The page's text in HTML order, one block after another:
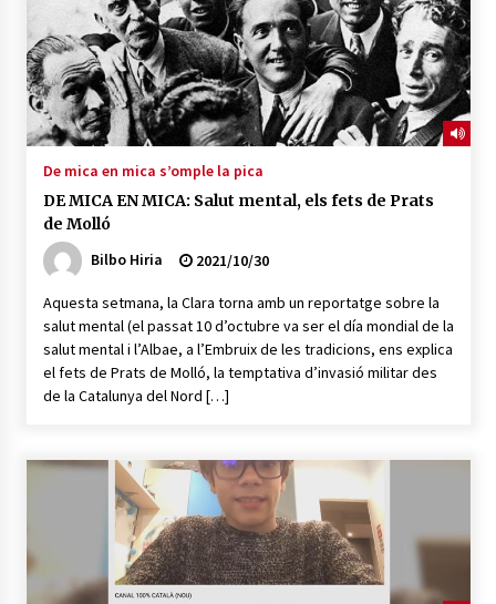
De mica en mica s’omple la pica
DE MICA EN MICA: Salut mental, els fets de Prats
de Molló
Bilbo Hiria
2021/10/30
Aquesta setmana, la Clara torna amb un reportatge sobre la
salut mental (el passat 10 d’octubre va ser el día mondial de la
salut mental i l’Albae, a l’Embruix de les tradicions, ens explica
el fets de Prats de Molló, la temptativa d’invasió militar des
de la Catalunya del Nord […]